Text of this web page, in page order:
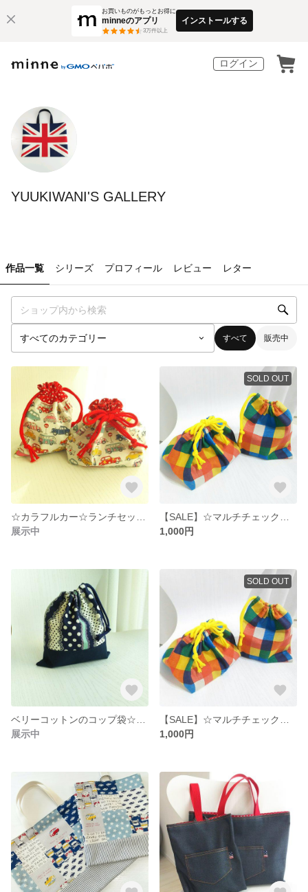
お買いものがもっとお得に
minneのアプリ
3万件以上
インストールする
ログイン
YUUKIWANI'S GALLERY
作品一覧 シリーズ プロフィール レビュー レター
すべて 販売中
展示中
SOLD OUT
1,000円
展示中
SOLD OUT
1,000円